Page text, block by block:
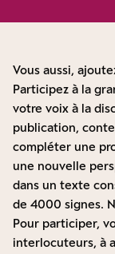
Vous aussi,
Participez à la
votre voix à la
publication,
compléter une
une nouvelle
dans un texte
de 4000 signes.
Pour participer,
interlocuteurs, à